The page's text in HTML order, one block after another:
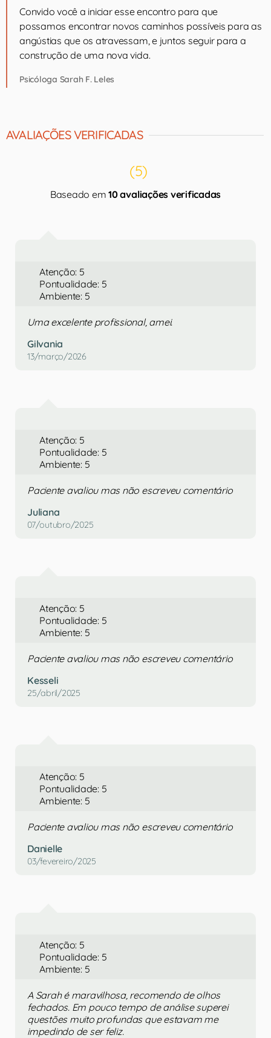
Convido você a iniciar esse encontro para que
possamos encontrar novos caminhos possíveis para as
angústias que os atravessam, e juntos seguir para a
construção de uma nova vida.
Psicóloga Sarah F. Leles
AVALIAÇÕES VERIFICADAS
(5)
Baseado em10 avaliações verificadas
Atenção: 5
Pontualidade: 5
Ambiente: 5
Uma excelente profissional, amei.
Gilvania
13/março/2026
Atenção: 5
Pontualidade: 5
Ambiente: 5
Paciente avaliou mas não escreveu comentário
Juliana
07/outubro/2025
Atenção: 5
Pontualidade: 5
Ambiente: 5
Paciente avaliou mas não escreveu comentário
Kesseli
25/abril/2025
Atenção: 5
Pontualidade: 5
Ambiente: 5
Paciente avaliou mas não escreveu comentário
Danielle
03/fevereiro/2025
Atenção: 5
Pontualidade: 5
Ambiente: 5
A Sarah é maravilhosa, recomendo de olhos
fechados. Em pouco tempo de análise superei
questões muito profundas que estavam me
impedindo de ser feliz.